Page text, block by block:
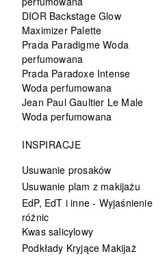
DIOR Backstage Glow
Maximizer Palette
Prada Paradigme Woda
perfumowana
Prada Paradoxe Intense
Woda perfumowana
Jean Paul Gaultier Le Male
Woda perfumowana
INSPIRACJE
Usuwanie prosaków
Usuwanie plam z makijażu
EdP, EdT i inne - Wyjaśnienie
różnic
Kwas salicylowy
Podkłady Kryjące Makijaż